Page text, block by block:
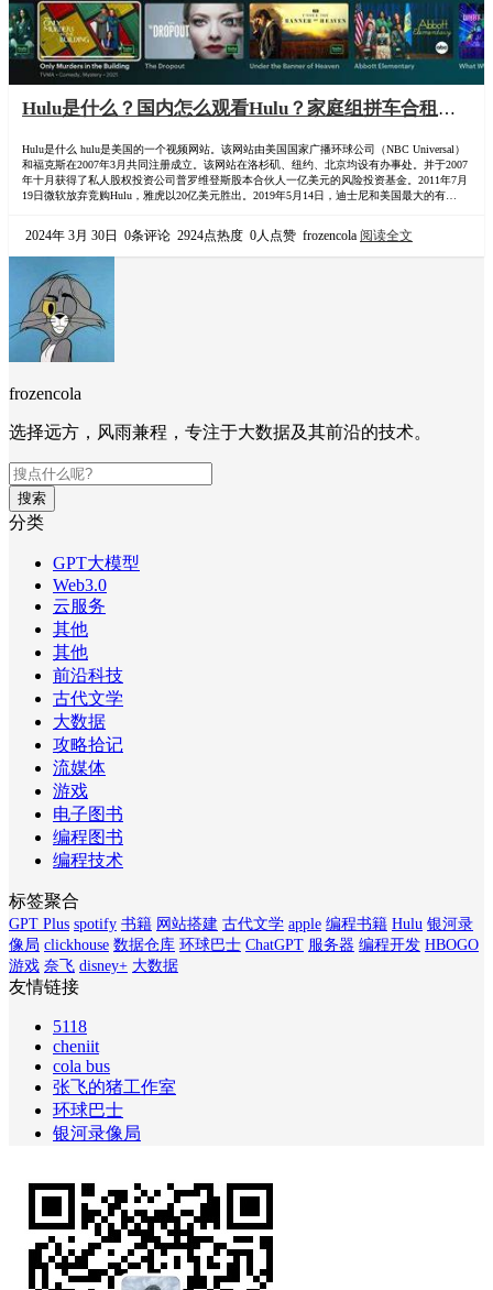
Hulu是什么？国内怎么观看Hulu？家庭组拼车合租会
略
Hulu是什么 hulu是美国的一个视频网站。该网站由美国国家广播环球公司（NBC Universal）
和福克斯在2007年3月共同注册成立。该网站在洛杉矶、纽约、北京均设有办事处。并于2007
年十月获得了私人股权投资公司普罗维登斯股本合伙人一亿美元的风险投资基金。2011年7月
19日微软放弃竞购Hulu，雅虎以20亿美元胜出。2019年5月14日，迪士尼和美国最大的有线电
“全面运营控制权”，这一决定即刻生效。 国内看Hul…
2024年 3月 30日 0条评论 2924点热度 0人点赞 frozencola 阅读全文
frozencola
选择远方，风雨兼程，专注于大数据及其前沿的技术。
搜索
分类
GPT大模型
Web3.0
云服务
其他
其他
前沿科技
古代文学
大数据
攻略拾记
流媒体
游戏
电子图书
编程图书
编程技术
标签聚合
GPT Plus spotify 书籍 网站搭建 古代文学 apple 编程书籍 Hulu 银河录
像局 clickhouse 数据仓库 环球巴士 ChatGPT 服务器 编程开发 HBOGO
游戏 奈飞 disney+ 大数据
友情链接
5118
cheniit
cola bus
张飞的猪工作室
环球巴士
银河录像局